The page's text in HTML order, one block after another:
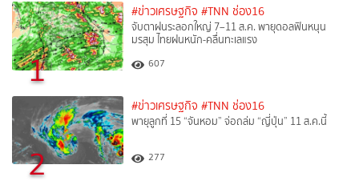
1
#ข่าวเศรษฐกิจ #TNN ช่อง16
จับตาฝนระลอกใหญ่ 7–11 ส.ค. พายุดอลฟินหนุน
มรสุม ไทยฝนหนัก-คลื่นทะเลแรง
607
2
#ข่าวเศรษฐกิจ #TNN ช่อง16
พายุลูกที่ 15 “จันหอม” จ่อถล่ม “ญี่ปุ่น” 11 ส.ค.นี้
277